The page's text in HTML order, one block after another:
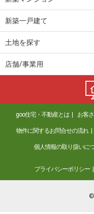
新築一戸建て
土地を探す
店舗/事業用
goo住宅・不動産とは お客
物件に関するお問合せの流れ
個人情報の取り扱いに
プライバシーポリシー